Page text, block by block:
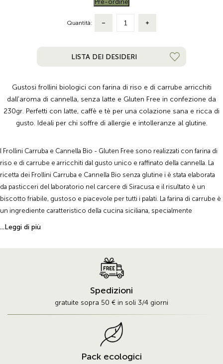
Pre-ordine
Quantità:
LISTA DEI DESIDERI
Gustosi frollini biologici con farina di riso e di carrube arricchiti
dall'aroma di cannella, senza latte e Gluten Free in confezione da
230gr. Perfetti con latte, caffè e tè per una colazione sana e ricca di
gusto. Ideali per chi soffre di allergie e intolleranze al glutine.
I Frollini Carruba e Cannella Bio - Gluten Free sono realizzati con farina di
riso e di carrube e arricchiti dal gusto unico e raffinato della cannella. La
ricetta dei Frollini Carruba e Cannella Bio senza glutine i è stata elaborata
da pasticceri del laboratorio nel carcere di Siracusa e il risultato è un
biscotto friabile, gustoso e piacevole per tutti i palati. La farina di carrube è
un ingrediente caratteristico della cucina siciliana, specialmente
impiegato nella preparazione di budini, creme spalmabili e biscotti, e in
che lo ricorda ma, allo stesso tempo, è priva di sostanze eccitanti, l'ideale
quindi per i bambini. Inoltre, la farina di carrube ha un apporto
relativamente importante di vitamine, sali minerali, oligoelementi, fibre e
Bio senza glutine è stato arricchito soltanto con l'aggiunta di cannella e
scorza di arancia di Sicilia. Il risultato finale è un biscotto dal sapore deciso
stesso tempo, a sapori più contemporanei e innovativi.
...Leggi di più
Spedizioni
gratuite sopra 50 € in soli 3/4 giorni
Pack ecologici